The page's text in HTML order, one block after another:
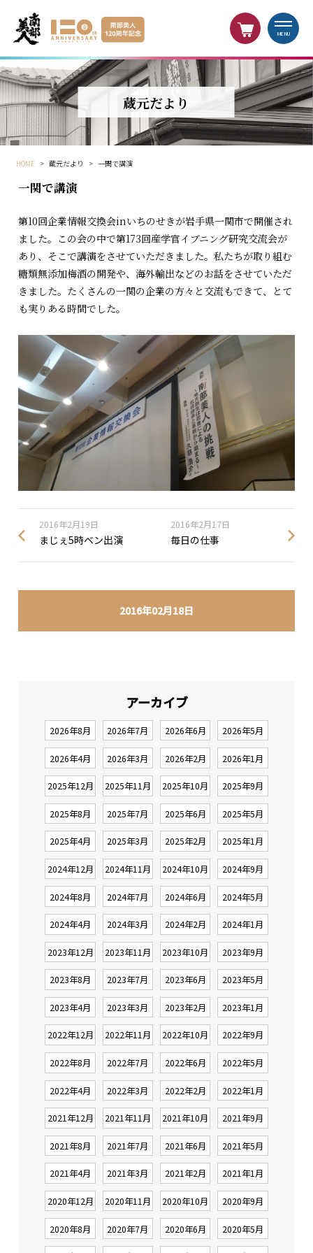
MENU
蔵元だより
HOME > 蔵元だより > 一関で講演
2016年02月18日
一関で講演
第10回企業情報交換会inいちのせきが岩手県一関市で開催され
ました。この会の中で第173回産学官イブニング研究交流会が
あり、そこで講演をさせていただきました。私たちが取り組む
糖類無添加梅酒の開発や、海外輸出などのお話をさせていただ
きました。たくさんの一関の企業の方々と交流もできて、とて
も実りある時間でした。
2016年2月19日
まじぇ5時ベン出演
2016年2月17日
毎日の仕事
アーカイブ
2026年8月 2026年7月 2026年6月 2026年5月
2026年4月 2026年3月 2026年2月 2026年1月
2025年12月 2025年11月 2025年10月 2025年9月
2025年8月 2025年7月 2025年6月 2025年5月
2025年4月 2025年3月 2025年2月 2025年1月
2024年12月 2024年11月 2024年10月 2024年9月
2024年8月 2024年7月 2024年6月 2024年5月
2024年4月 2024年3月 2024年2月 2024年1月
2023年12月 2023年11月 2023年10月 2023年9月
2023年8月 2023年7月 2023年6月 2023年5月
2023年4月 2023年3月 2023年2月 2023年1月
2022年12月 2022年11月 2022年10月 2022年9月
2022年8月 2022年7月 2022年6月 2022年5月
2022年4月 2022年3月 2022年2月 2022年1月
2021年12月 2021年11月 2021年10月 2021年9月
2021年8月 2021年7月 2021年6月 2021年5月
2021年4月 2021年3月 2021年2月 2021年1月
2020年12月 2020年11月 2020年10月 2020年9月
2020年8月 2020年7月 2020年6月 2020年5月